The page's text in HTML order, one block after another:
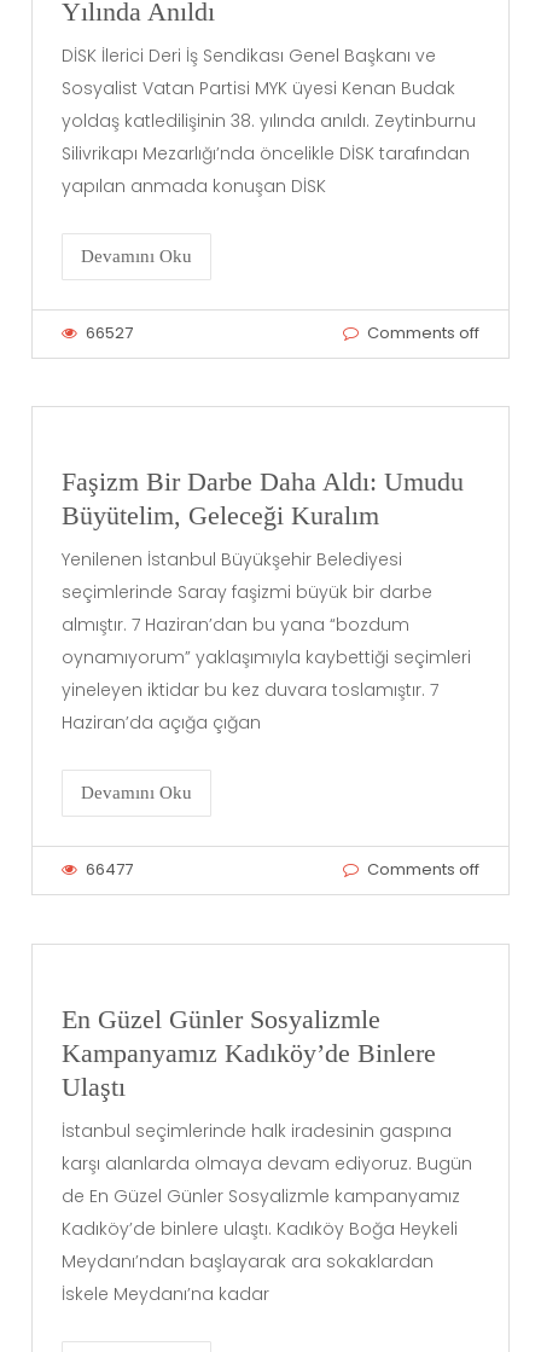
Yılında Anıldı
DİSK İlerici Deri İş Sendikası Genel Başkanı ve
Sosyalist Vatan Partisi MYK üyesi Kenan Budak
yoldaş katledilişinin 38. yılında anıldı. Zeytinburnu
Silivrikapı Mezarlığı’nda öncelikle DİSK tarafından
yapılan anmada konuşan DİSK
Devamını Oku
66527 Comments off
Faşizm Bir Darbe Daha Aldı: Umudu
Büyütelim, Geleceği Kuralım
Yenilenen İstanbul Büyükşehir Belediyesi
seçimlerinde Saray faşizmi büyük bir darbe
almıştır. 7 Haziran’dan bu yana “bozdum
oynamıyorum” yaklaşımıyla kaybettiği seçimleri
yineleyen iktidar bu kez duvara toslamıştır. 7
Haziran’da açığa çığan
Devamını Oku
66477 Comments off
En Güzel Günler Sosyalizmle
Kampanyamız Kadıköy’de Binlere
Ulaştı
İstanbul seçimlerinde halk iradesinin gaspına
karşı alanlarda olmaya devam ediyoruz. Bugün
de En Güzel Günler Sosyalizmle kampanyamız
Kadıköy’de binlere ulaştı. Kadıköy Boğa Heykeli
Meydanı’ndan başlayarak ara sokaklardan
İskele Meydanı’na kadar